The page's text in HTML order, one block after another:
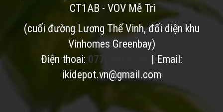
CT1AB - VOV Mễ Trì
(cuối đường Lương Thế Vinh, đối diện khu
Vinhomes Greenbay)
Điện thoai: 077.500.6686
| Email:
ikidepot.vn@gmail.com